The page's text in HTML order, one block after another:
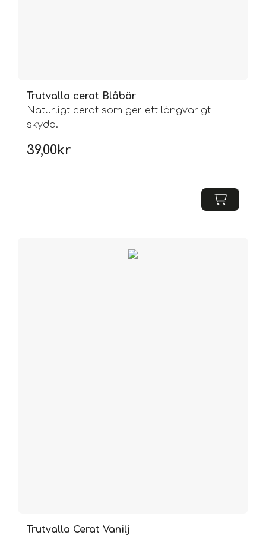
Trutvalla cerat Blåbär
Naturligt cerat som ger ett långvarigt
skydd.
39,00kr
Trutvalla Cerat Vanilj